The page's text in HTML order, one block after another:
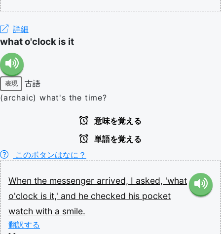
詳細
what o'clock is it
表現
古語
(archaic) what's the time?
意味を覚える
単語を覚える
このボタンはなに？
When the messenger arrived, I asked, 'what
o'clock is it,' and he checked his pocket
watch with a smile.
翻訳する